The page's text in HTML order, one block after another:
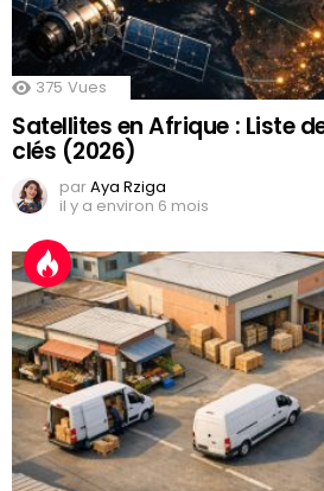
375 Vues
Satellites en Afrique : Liste
clés (2026)
parAya Rziga
il y a environ 6 mois